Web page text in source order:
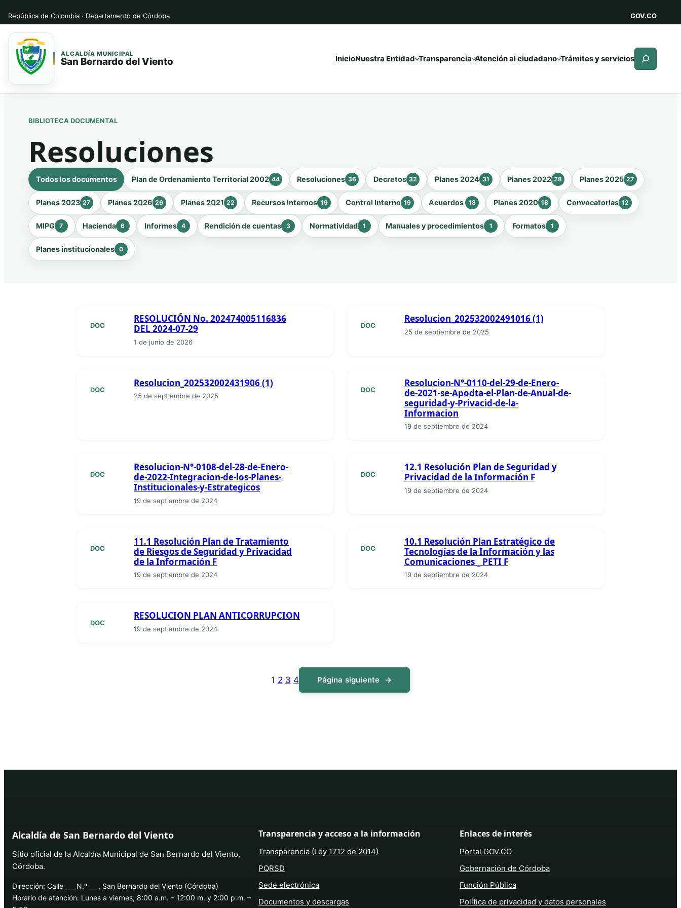
Saltar
Saltar
República de Colombia · Departamento de Córdoba GOV.CO
ALCALDÍA MUNICIPAL
San Bernardo del Viento InicioNuestra Entidad Transparencia Atención al ciudadano Trámites y servicios Buscar
BIBLIOTECA DOCUMENTAL
Resoluciones
Todos los documentos Plan de Ordenamiento Territorial 2002 44 Resoluciones 36 Decretos 32 Planes 2024 31 Planes 2022 28 Planes 2025 27
Planes 2023 27 Planes 2026 26 Planes 2021 22 Recursos internos 19 Control Interno 19 Acuerdos 18 Planes 2020 18 Convocatorias 12
MIPG 7 Hacienda 6 Informes 4 Rendición de cuentas 3 Normatividad 1 Manuales y procedimientos 1 Formatos 1
Planes institucionales 0
DOC
RESOLUCIÓN No. 202474005116836
DEL 2024-07-29
1 de junio de 2026
DOC
Resolucion_202532002491016 (1)
25 de septiembre de 2025
DOC
Resolucion_202532002431906 (1)
25 de septiembre de 2025
DOC
Resolucion-N°-0110-del-29-de-Enero-
de-2021-se-Apodta-el-Plan-de-Anual-de-
seguridad-y-Privacid-de-la-
Informacion
19 de septiembre de 2024
DOC
Resolucion-N°-0108-del-28-de-Enero-
de-2022-Integracion-de-los-Planes-
Institucionales-y-Estrategicos
19 de septiembre de 2024
DOC
12.1 Resolución Plan de Seguridad y
Privacidad de la Información F
19 de septiembre de 2024
DOC
11.1 Resolución Plan de Tratamiento
de Riesgos de Seguridad y Privacidad
de la Información F
19 de septiembre de 2024
DOC
10.1 Resolución Plan Estratégico de
Tecnologías de la Información y las
Comunicaciones _ PETI F
19 de septiembre de 2024
DOC
RESOLUCION PLAN ANTICORRUPCION
19 de septiembre de 2024
1 2 3 4 Página siguiente →
Alcaldía de San Bernardo del Viento
Sitio oficial de la Alcaldía Municipal de San Bernardo del Viento,
Córdoba.
Dirección: Calle ___ N.º ___, San Bernardo del Viento (Córdoba)
Horario de atención: Lunes a viernes, 8:00 a.m. – 12:00 m. y 2:00 p.m. –
Transparencia y acceso a la información
Transparencia (Ley 1712 de 2014)
PQRSD
Sede electrónica
Documentos y descargas
Enlaces de interés
Portal GOV.CO
Gobernación de Córdoba
Función Pública
Política de privacidad y datos personales